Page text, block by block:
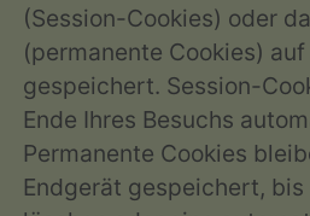
(Session-Cookies) oder
(permanente Cookies)
gespeichert. Session-
Ende Ihres Besuchs
Permanente Cookies
Endgerät gespeichert,